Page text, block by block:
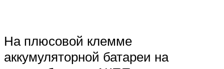
На плюсовой клемме
аккумуляторной батареи на